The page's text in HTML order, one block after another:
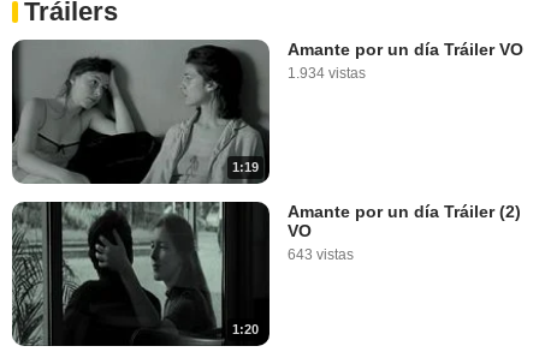
Tráilers
1:19
Amante por un día Tráiler VO
1.934 vistas
1:20
Amante por un día Tráiler (2)
VO
643 vistas